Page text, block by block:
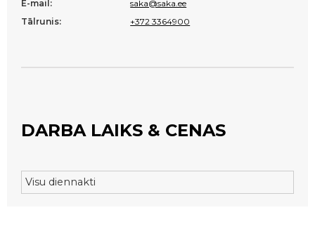
E-mail:
saka@saka.ee
Tālrunis:
+372 3364900
DARBA LAIKS & CENAS
Visu diennakti